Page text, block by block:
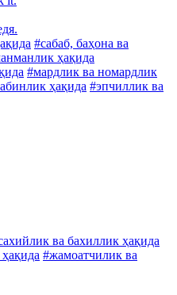
#сабаб, баҳона ва
ҳақида
#мардлик ва номардлик
ҳақида #эпчиллик ва
ва бахиллик ҳақида
#жамоатчилик ва